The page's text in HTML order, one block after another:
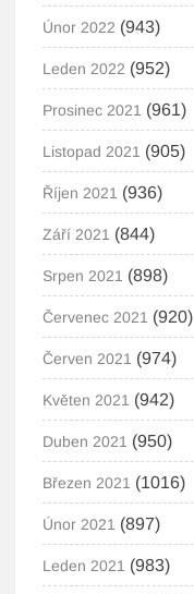
Únor 2022 (943)
Leden 2022 (952)
Prosinec 2021 (961)
Listopad 2021 (905)
Říjen 2021 (936)
Září 2021 (844)
Srpen 2021 (898)
Červenec 2021 (920)
Červen 2021 (974)
Květen 2021 (942)
Duben 2021 (950)
Březen 2021 (1016)
Únor 2021 (897)
Leden 2021 (983)